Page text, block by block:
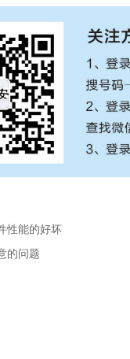
性能的好坏
的问题